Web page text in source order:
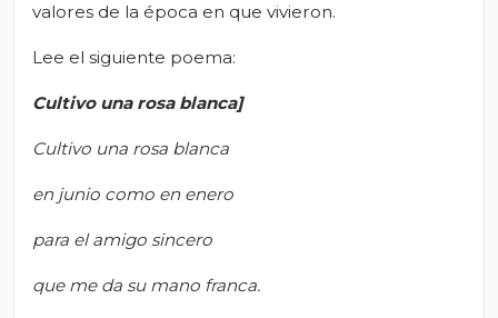
valores de la época en que vivieron.
Lee el siguiente poema:
Cultivo una rosa blanca]
Cultivo una rosa blanca
en junio como en enero
para el amigo sincero
que me da su mano franca.